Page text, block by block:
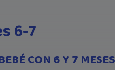
6-7
CON 6 Y 7 MESES